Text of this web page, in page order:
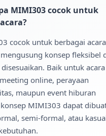
MIMI303 cocok untuk
cocok untuk berbagai acara
konsep fleksibel
Baik untuk acara
online, perayaan
maupun event hiburan
MIMI303 dapat
semi-formal, atau